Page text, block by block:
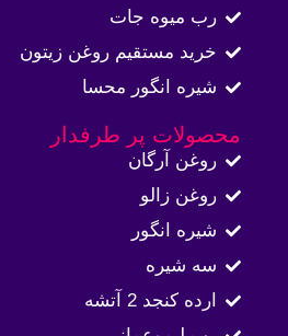
رب میوه جات
خرید مستقیم روغن زیتون
شیره انگور محسا
محصولات پر طرفدار
روغن آرگان
روغن زالو
شیره انگور
سه شیره
ارده کنجد 2 آتشه